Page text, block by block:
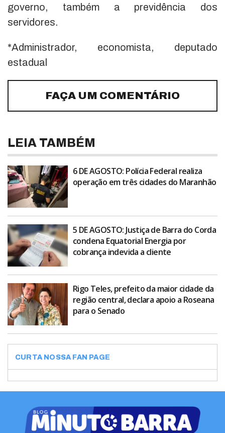
governo, também a previdência dos
servidores.
*Administrador, economista, deputado
estadual
FAÇA UM COMENTÁRIO
LEIA TAMBÉM
6 DE AGOSTO: Polícia Federal realiza
operação em três cidades do Maranhão
5 DE AGOSTO: Justiça de Barra do Corda
condena Equatorial Energia por
cobrança indevida a cliente
Rigo Teles, prefeito da maior cidade da
região central, declara apoio a Roseana
para o Senado
CURTA NOSSA FAN PAGE